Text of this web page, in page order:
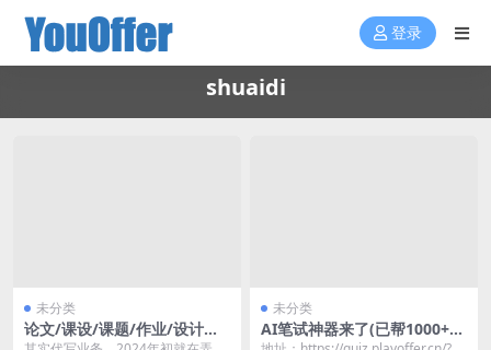
登录
shuaidi
未分类
论文/课设/课题/作业/设计等
代写
未分类
AI笔试神器来了(已帮1000+用
户拿下笔试)